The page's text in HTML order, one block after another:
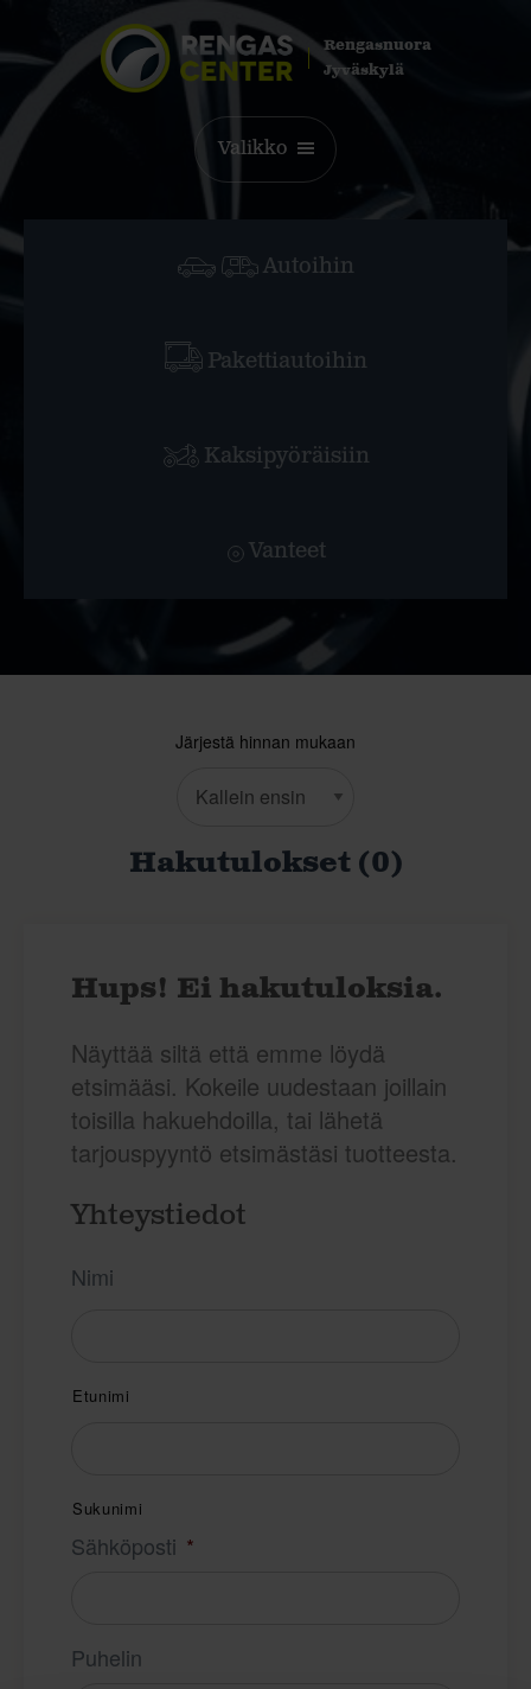
Rengasnuora
Jyväskylä
Valikko
Autoihin
Pakettiautoihin
Kaksipyöräisiin
Vanteet
Järjestä hinnan mukaan
Hakutulokset (0)
Hups! Ei hakutuloksia.
Näyttää siltä että emme löydä
etsimääsi. Kokeile uudestaan joillain
toisilla hakuehdoilla, tai lähetä
tarjouspyyntö etsimästäsi tuotteesta.
Yhteystiedot
Nimi
Etunimi
Sukunimi
Sähköposti *
Puhelin